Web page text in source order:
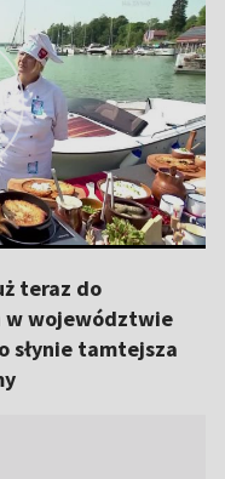
teraz do
w województwie
słynie tamtejsza